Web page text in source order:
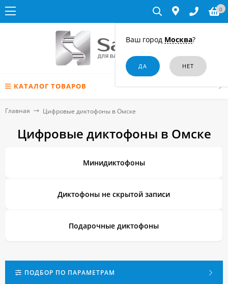
Ваш город Москва?
0
КАТАЛОГ ТОВАРОВ
Главная Цифровые диктофоны в Омске
Цифровые диктофоны в Омске
Минидиктофоны
Диктофоны не скрытой записи
Подарочные диктофоны
ПОДБОР ПО ПАРАМЕТРАМ